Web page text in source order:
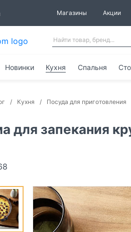
Магазины Акции
Новинки Кухня Спальня
Кухня Посуда для приготовления
для запекания